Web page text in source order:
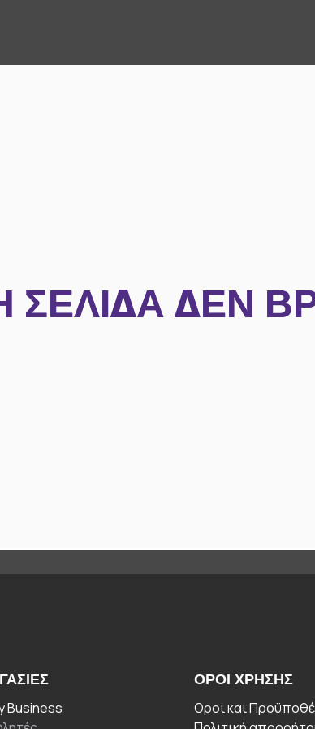
ΣΕΛΊΔΑ ΔΕΝ
Business
ΟΡΟΙ ΧΡΉΣΗΣ
Οροι και